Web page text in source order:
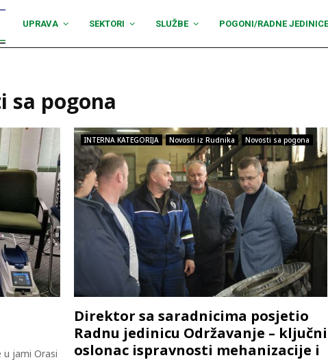
UPRAVA SEKTORI SLUŽBE POGONI/RADNE JEDINICE
sa pogona
jami Orasi
INTERNA KATEGORIJA Novosti iz Rudnika Novosti sa pogona
Direktor sa saradnicima posjetio
Radnu jedinicu Održavanje – ključni
oslonac ispravnosti mehanizacije i